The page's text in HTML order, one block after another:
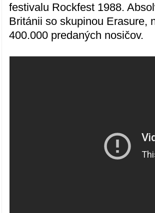
festivalu Rockfest 1988.
Británii so skupinou Erasure,
400.000 predaných nosičov.